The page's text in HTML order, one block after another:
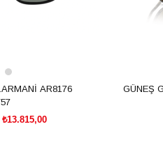
AR8176
₺13.815,00
GÜNEŞ